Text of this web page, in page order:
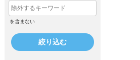
を含まない
絞り込む